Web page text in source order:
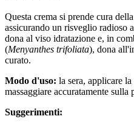
Questa crema si prende cura
assicurando un risveglio
dona al viso idratazione e, in
(Menyanthes trifoliata), dona
curato.
Modo d'uso: la sera, applicare
massaggiare accuratamente sulla
Suggerimenti: